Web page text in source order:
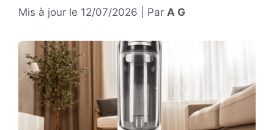
Mis à jour le 12/07/2026 Par A G